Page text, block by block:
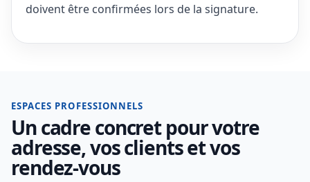
doivent être confirmées lors de la signature.
ESPACES PROFESSIONNELS
Un cadre concret pour votre
adresse, vos clients et vos
rendez-vous